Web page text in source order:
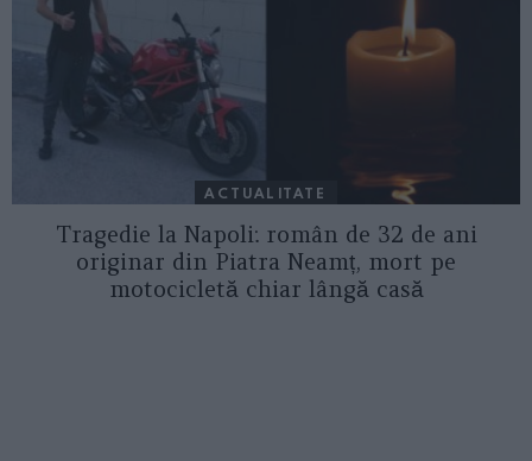
ACTUALITATE
Tragedie la Napoli: român de 32 de ani
originar din Piatra Neamț, mort pe
motocicletă chiar lângă casă